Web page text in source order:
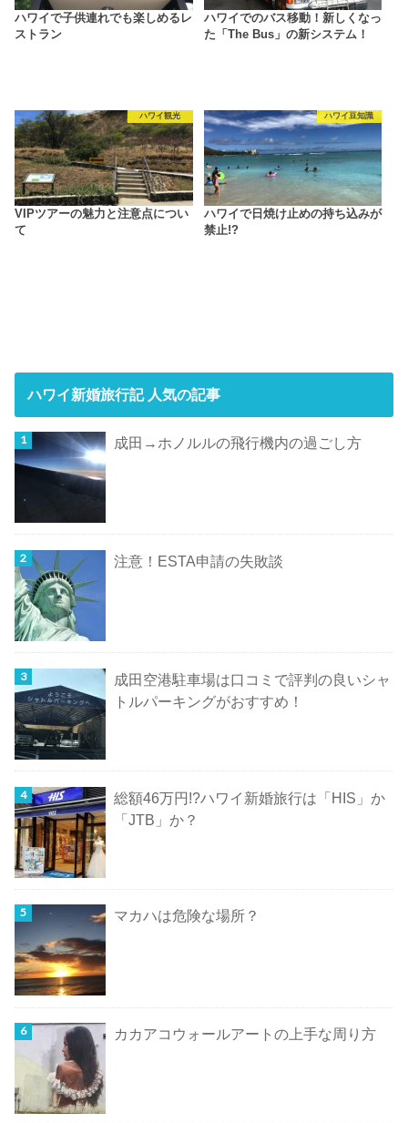
ハワイで子供連れでも楽しめるレ
ストラン
ハワイでのバス移動！新しくなっ
た「The Bus」の新システム！
ハワイ観光
VIPツアーの魅力と注意点につい
て
ハワイ豆知識
ハワイで日焼け止めの持ち込みが
禁止!?
ハワイ新婚旅行記 人気の記事
成田→ホノルルの飛行機内の過ごし方
注意！ESTA申請の失敗談
成田空港駐車場は口コミで評判の良いシャ
トルパーキングがおすすめ！
総額46万円!?ハワイ新婚旅行は「HIS」か
「JTB」か？
マカハは危険な場所？
カカアコウォールアートの上手な周り方